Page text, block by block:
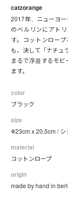
catzorange
2017年、ニューヨ
のベルリンにアト
す。コットンロー
も、決して「ナチュ
まるで浮遊するモ
ます。
color
ブラック
size
Φ23cm x 20.5cm / シ
material
コットンロープ
origin
made by hand in